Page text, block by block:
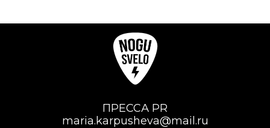
ПРЕССА PR
maria.karpusheva@mail.ru